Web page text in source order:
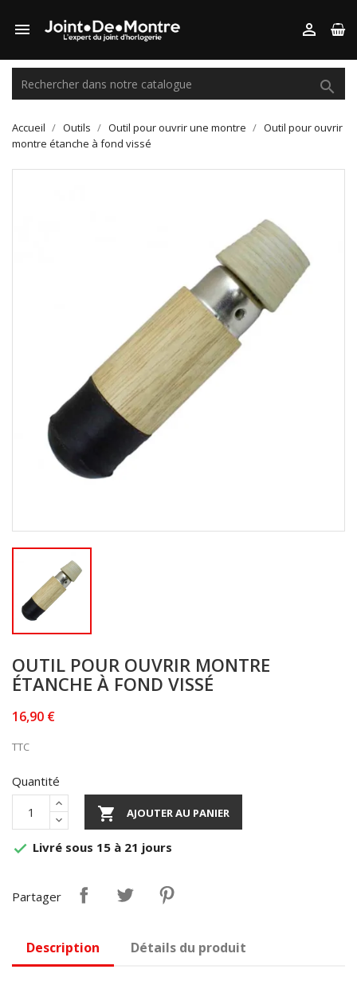
 

Accueil Outils Outil pour ouvrir une montre
Outil pour ouvrir
montre étanche à fond vissé
OUTIL POUR OUVRIR MONTRE
ÉTANCHE À FOND VISSÉ
16,90 €
TTC
Quantité
 AJOUTER AU PANIER
 Livré sous 15 à 21 jours
Partager
Description Détails du produit